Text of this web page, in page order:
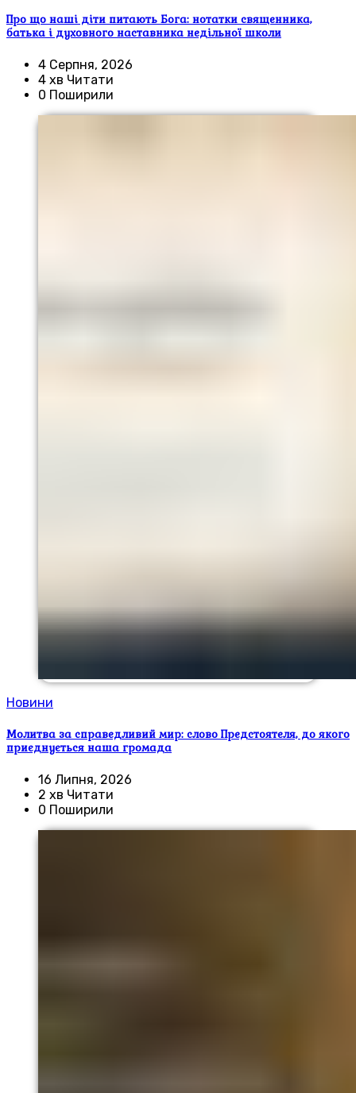
Про що наші діти питають Бога: нотатки священника,
батька і духовного наставника недільної школи
4 Серпня, 2026
4 хв Читати
0 Поширили
Новини
Молитва за справедливий мир: слово Предстоятеля, до якого
приєднується наша громада
16 Липня, 2026
2 хв Читати
0 Поширили